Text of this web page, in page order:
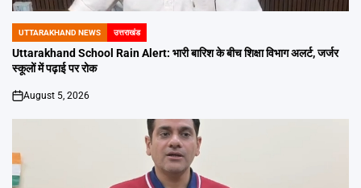
POSTED
IN
UTTARAKHAND NEWS उत्तराखंड
Uttarakhand School Rain Alert: भारी बारिश के बीच शिक्षा विभाग अलर्ट, जर्जर
स्कूलों में पढ़ाई पर रोक
on
August 5, 2026